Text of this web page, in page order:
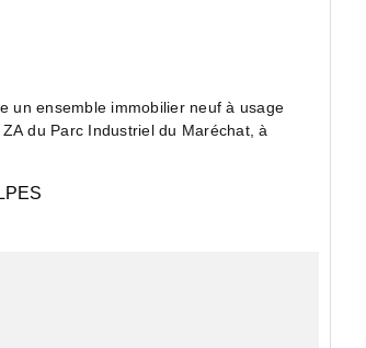
un ensemble immobilier neuf à usage
du Parc Industriel du Maréchat, à